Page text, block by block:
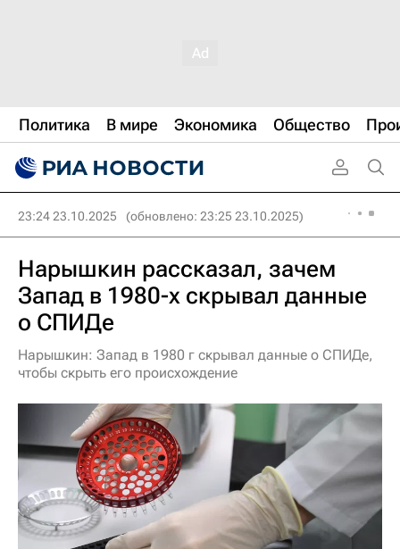
Политика В мире Экономика Общество
23:24 23.10.2025 (обновлено: 23:25 23.10.2025)
Нарышкин рассказал, зачем
Запад в 1980-х скрывал данные
о СПИДе
Нарышкин: Запад в 1980 г скрывал данные о СПИДе,
чтобы скрыть его происхождение